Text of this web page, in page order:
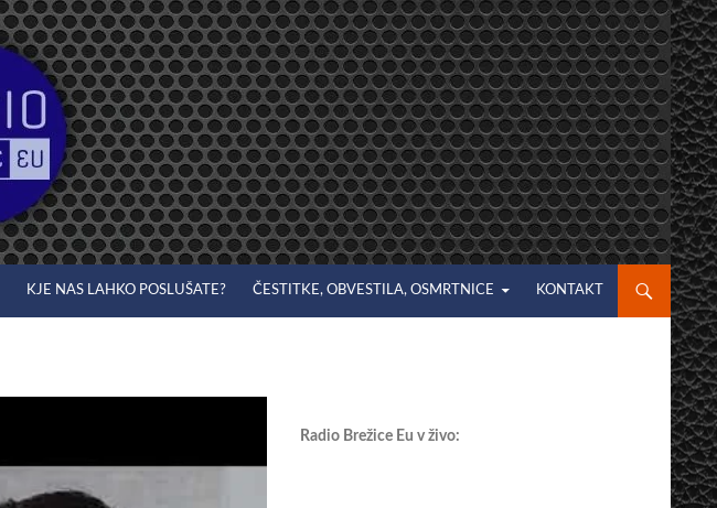
KJE NAS LAHKO POSLUŠATE? ČESTITKE, OBVESTILA, OSMRTNICE KONTAKT
Radio Brežice Eu v živo: